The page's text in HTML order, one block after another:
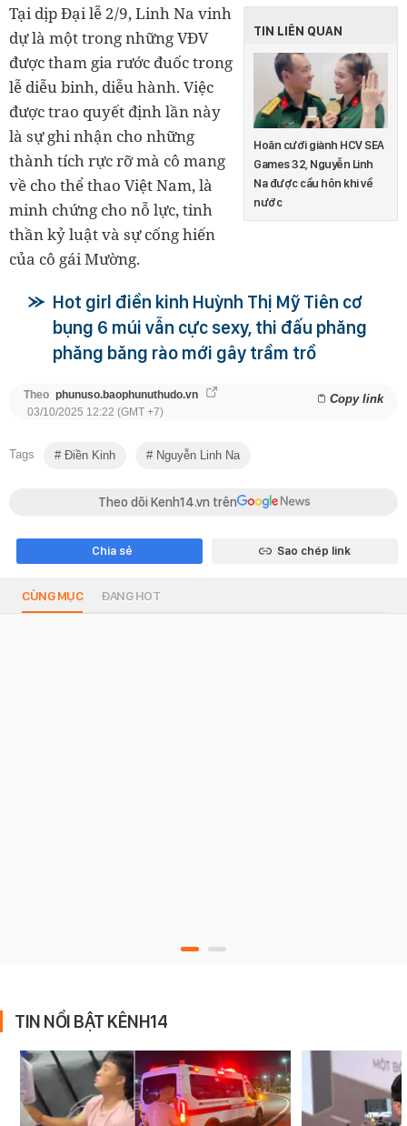
TIN LIÊN QUAN
Hoãn cưới giành HCV SEA
Games 32, Nguyễn Linh
Na được cầu hôn khi về
nước
Tại dịp Đại lễ 2/9, Linh Na vinh
dự là một trong những VĐV
được tham gia rước đuốc trong
lễ diễu binh, diễu hành. Việc
được trao quyết định lần này
là sự ghi nhận cho những
thành tích rực rỡ mà cô mang
về cho thể thao Việt Nam, là
minh chứng cho nỗ lực, tinh
thần kỷ luật và sự cống hiến
của cô gái Mường.
Hot girl điền kinh Huỳnh Thị Mỹ Tiên cơ
bụng 6 múi vẫn cực sexy, thi đấu phăng
phăng băng rào mới gây trầm trồ
Theo phunuso.baophunuthudo.vn Copy link
03/10/2025 12:22 (GMT +7)
Tags Điền Kinh Nguyễn Linh Na
Theo dõi Kenh14.vn trên
Chia sẻ Sao chép link
CÙNG MỤC ĐANG HOT
TIN NỔI BẬT KÊNH14